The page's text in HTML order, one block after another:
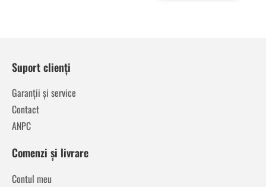
Suport clienți
Garanții și service
Contact
ANPC
Comenzi și livrare
Contul meu